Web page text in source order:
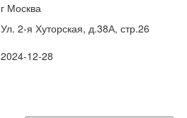
г Москва
Ул. 2-я Хуторская, д.38А, стр.26
2024-12-28